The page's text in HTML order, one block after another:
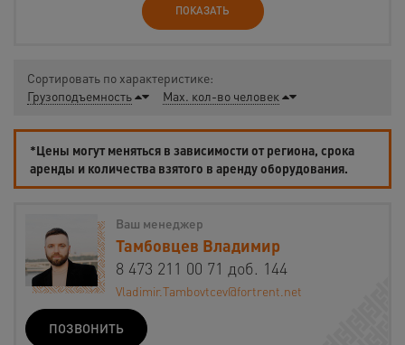
ПОКАЗАТЬ
Сортировать по характеристике:
Грузоподъемность
Max. кол-во человек
*Цены могут меняться в зависимости от региона, срока
аренды и количества взятого в аренду оборудования.
Ваш менеджер
Тамбовцев Владимир
8 473 211 00 71 доб. 144
Vladimir.Tambovtcev@fortrent.net
ПОЗВОНИТЬ